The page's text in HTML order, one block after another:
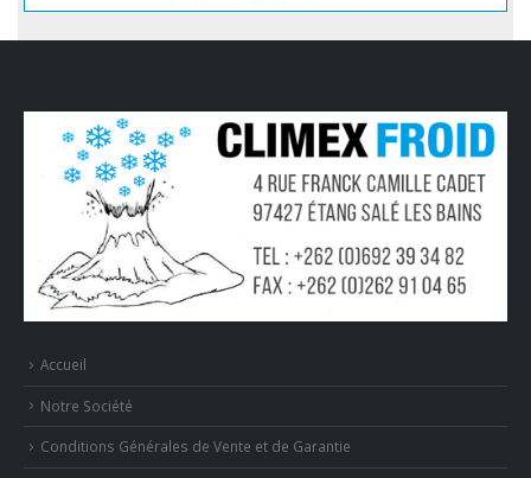
Accueil
Notre Société
Conditions Générales de Vente et de Garantie